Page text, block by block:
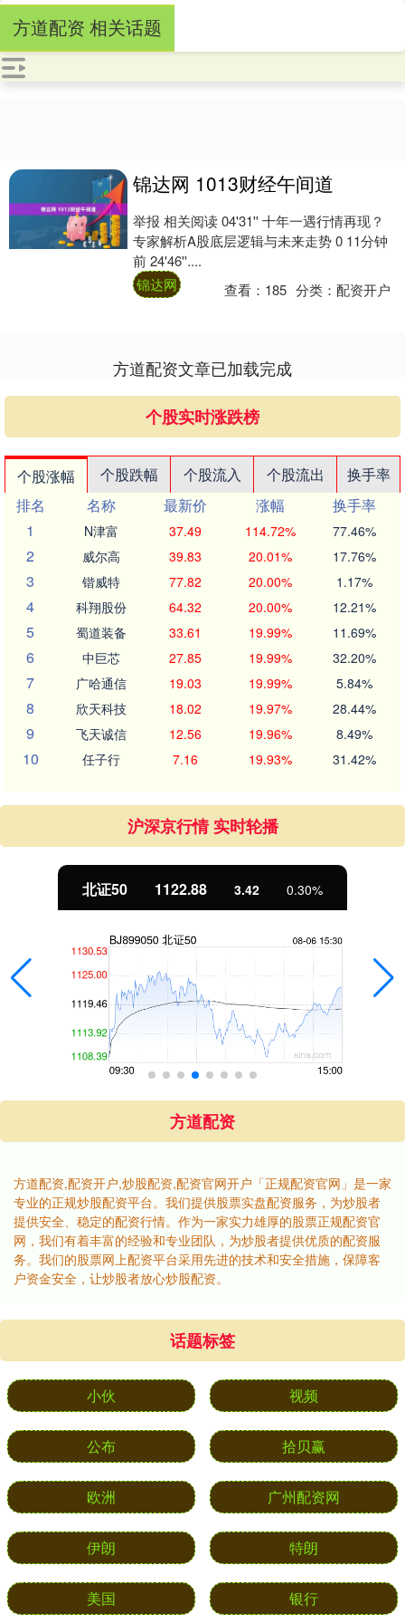
方道配资 相关话题
锦达网 1013财经午间道
举报 相关阅读 04'31'' 十年一遇行情再现？
专家解析A股底层逻辑与未来走势 0 11分钟
前 24'46''....
锦达网
查看： 185 分类：配资开户
方道配资文章已加载完成
个股实时涨跌榜
个股涨幅 个股跌幅 个股流入 个股流出
换手率
排名
名称 最新价 涨幅
换手率
1
N津富 37.49 114.72% 77.46%
2 威尔高 39.83 20.01% 17.76%
3 锴威特 77.82 20.00% 1.17%
4 科翔股份 64.32 20.00% 12.21%
5 蜀道装备 33.61 19.99% 11.69%
6 中巨芯 27.85 19.99% 32.20%
7 广哈通信 19.03 19.99% 5.84%
8 欣天科技 18.02 19.97% 28.44%
9 飞天诚信 12.56 19.96% 8.49%
10 任子行 7.16 19.93% 31.42%
沪深京行情 实时轮播
北证50 1122.88 3.42 0.30%
方道配资
方道配资,配资开户,炒股配资,配资官网开户「正规配资官网」是一家
专业的正规炒股配资平台。我们提供股票实盘配资服务，为炒股者
提供安全、稳定的配资行情。作为一家实力雄厚的股票正规配资官
网，我们有着丰富的经验和专业团队，为炒股者提供优质的配资服
务。我们的股票网上配资平台采用先进的技术和安全措施，保障客
户资金安全，让炒股者放心炒股配资。
话题标签
小伙 视频
公布 拾贝赢
欧洲 广州配资网
伊朗 特朗
美国 银行